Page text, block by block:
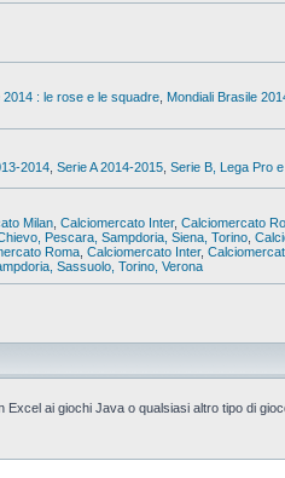
2014 : le rose e le squadre Mondiali Brasile
2014 Serie A 2014-2015 Serie B, Lega Pro
Milan Calciomercato Inter, Calciomercato
Pescara, Sampdoria, Siena, Torino
Roma Calciomercato Inter,
Sassuolo, Torino, Verona
ai giochi Java o qualsiasi altro tipo di